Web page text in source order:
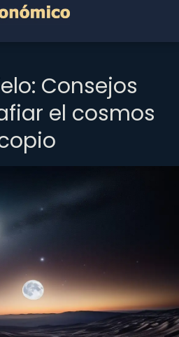
Consejos
el cosmos